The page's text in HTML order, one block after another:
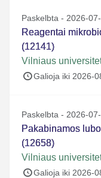
Paskelbta - 2026-
Reagentai
(12141)
Vilniaus
Galioja iki 2026-
Paskelbta - 2026-
Pakabinamos
(12658)
Vilniaus
Galioja iki 2026-